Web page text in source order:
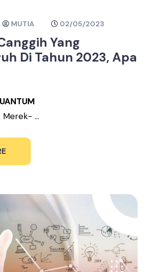
MUTIA 02/05/2023
Yang
Di Tahun 2023, Apa
...